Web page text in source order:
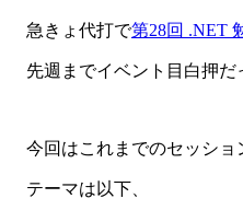
急きょ代打で第28回 .NET
先週までイベント目白押だ
今回はこれまでのセッショ
テーマは以下、